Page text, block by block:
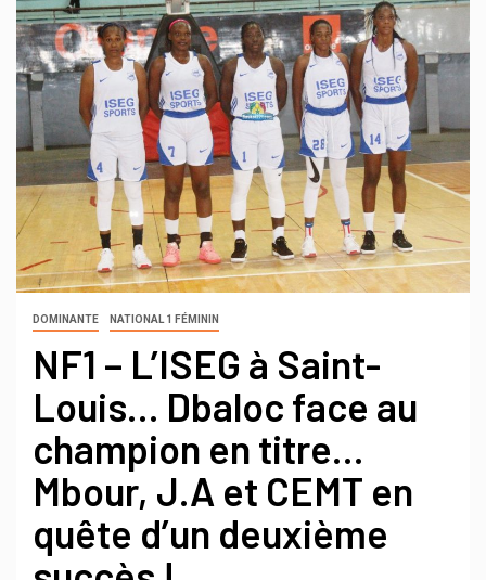
DOMINANTE NATIONAL 1 FÉMININ
NF1 – L’ISEG à Saint-
Louis… Dbaloc face au
champion en titre…
Mbour, J.A et CEMT en
quête d’un deuxième